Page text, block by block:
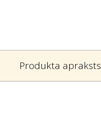
Produkta apraksts